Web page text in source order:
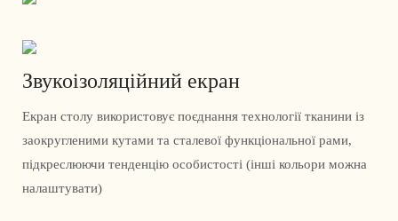
Звукоізоляційний екран
Екран столу використовує поєднання технології тканини із
заокругленими кутами та сталевої функціональної рами,
підкреслюючи тенденцію особистості (інші кольори можна
налаштувати)